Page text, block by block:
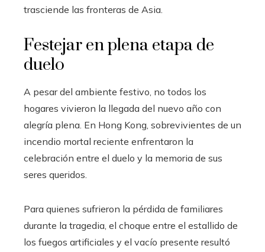
trasciende las fronteras de Asia.
Festejar en plena etapa de
duelo
A pesar del ambiente festivo, no todos los
hogares vivieron la llegada del nuevo año con
alegría plena. En Hong Kong, sobrevivientes de un
incendio mortal reciente enfrentaron la
celebración entre el duelo y la memoria de sus
seres queridos.
Para quienes sufrieron la pérdida de familiares
durante la tragedia, el choque entre el estallido de
los fuegos artificiales y el vacío presente resultó